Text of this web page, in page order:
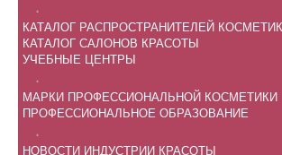
.
КАТАЛОГ РАСПРОСТРАНИТЕЛЕЙ
КАТАЛОГ САЛОНОВ КРАСОТЫ
УЧЕБНЫЕ ЦЕНТРЫ
.
МАРКИ ПРОФЕССИОНАЛЬНОЙ КОСМЕТИКИ
ПРОФЕССИОНАЛЬНОЕ ОБРАЗОВАНИЕ
.
НОВОСТИ ИНДУСТРИИ КРАСОТЫ